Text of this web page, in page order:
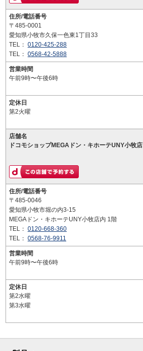
住所/電話番号
〒485-0001
愛知県小牧市久保一色東1丁目33
TEL： 0120-425-288
TEL： 0568-42-5888
営業時間
午前9時〜午後6時
定休日
第2火曜
店舗名
ドコモショップMEGAドン・キホーテUNY小牧店
住所/電話番号
〒485-0046
愛知県小牧市堀の内3-15
MEGAドン・キホーテUNY小牧店内 1階
TEL： 0120-668-360
TEL： 0568-76-9911
営業時間
午前9時〜午後6時
定休日
第2水曜
第3水曜